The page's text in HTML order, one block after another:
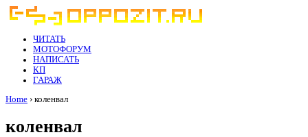
ЧИТАТЬ
МОТОФОРУМ
НАПИСАТЬ
КП
ГАРАЖ
Home › коленвал
коленвал